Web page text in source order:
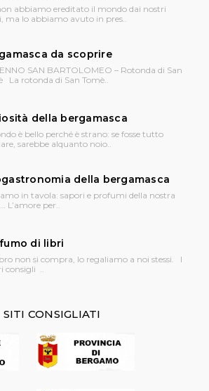
abbiamo ereditato il mondo dai nostri
ma lo abbiamo avuto in pres..
da scoprire
SAN BARTOLOMEO – Rotonda di San
La rotonda di San Tomè..
della bergamasca
è bello perché è strano: se fosse tutto
sarebbe alquanto noio..
della bergamasca
in tavola: sapori e profumi della nostra
L’amore per..
di libri
non si compra, lo regaliamo a noi stessi. I
consigli ..
SITI CONSIGLIATI